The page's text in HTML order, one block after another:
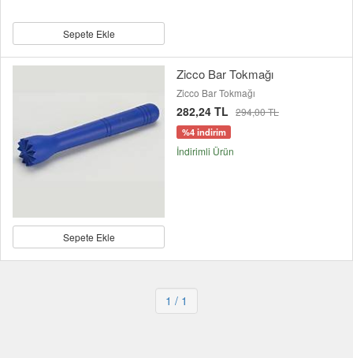
Sepete Ekle
Sepete Ekle
Zicco Bar Tokmağı
Zicco Bar Tokmağı
282,24 TL 294,00 TL
%4 indirim
İndirimli Ürün
1 / 1